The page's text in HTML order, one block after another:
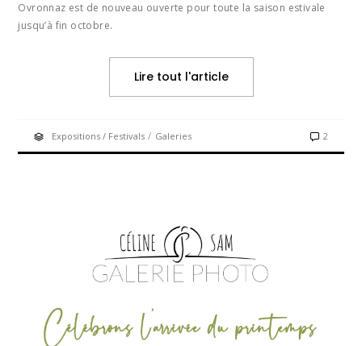
Ovronnaz est de nouveau ouverte pour toute la saison estivale
jusqu’à fin octobre.
Lire tout l'article
Expositions / Festivals / Galeries 2